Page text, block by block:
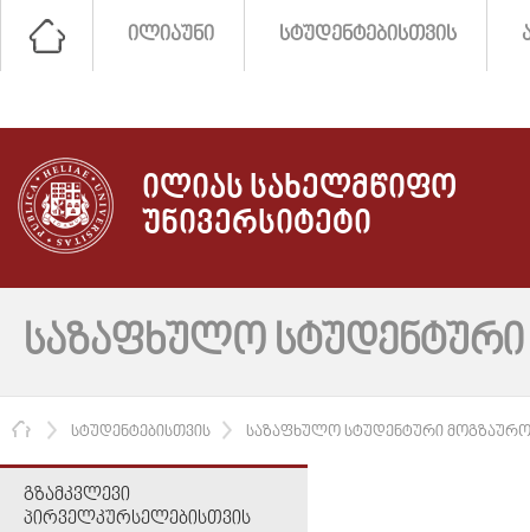
ᲘᲚᲘᲐᲣᲜᲘ ᲡᲢᲣᲓᲔᲜᲢᲔᲑᲘᲡᲗᲕᲘᲡ
ᲘᲚᲘᲐᲡ ᲡᲐᲮᲔᲚᲛᲬᲘᲤᲝ
ᲣᲜᲘᲕᲔᲠᲡᲘᲢᲔᲢᲘ
ᲡᲐᲖᲐᲤᲮᲣᲚᲝ
ᲛᲗᲐᲕᲐᲠᲘ
ᲡᲢᲣᲓᲔᲜᲢᲔᲑᲘᲡᲗᲕᲘᲡ ᲡᲐᲖᲐᲤᲮᲣᲚᲝ ᲡᲢᲣᲓᲔᲜᲢᲣᲠᲘ
ᲒᲖᲐᲛᲙᲕᲚᲔᲕᲘ
ᲞᲘᲠᲕᲔᲚᲙᲣᲠᲡᲔᲚᲔᲑᲘᲡᲗᲕᲘᲡ